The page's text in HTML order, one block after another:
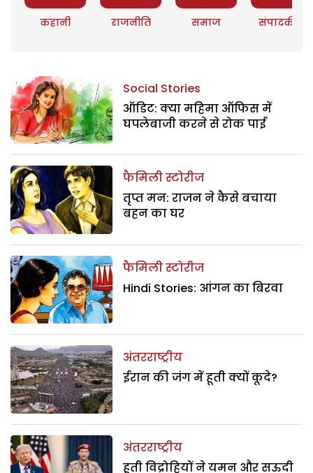
कहानी राजनीति समाज संपादकीय
Social Stories
ऑडिट: क्या महिमा ऑफिस में
घपलेबाजी करने से रोक पाई
फैमिली स्टोरीज
तृप्त मन: राजन ने कैसे बचाया
बहन का घर
फैमिली स्टोरीज
Hindi Stories: आंगन का बिरवा
अंतरराष्ट्रीय
ईरान की जंग में हूती क्यों कूदे?
अंतरराष्ट्रीय
हूती विद्रोहियों ने यमन और सऊदी